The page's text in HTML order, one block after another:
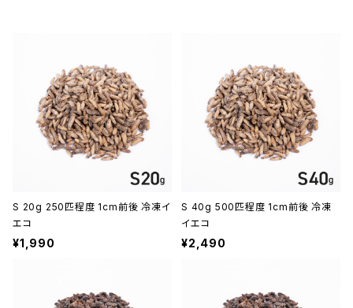
S 20g 250匹程度 1cm前後 冷凍イ
エコ
¥1,990
S 40g 500匹程度 1cm前後 冷凍
イエコ
¥2,490